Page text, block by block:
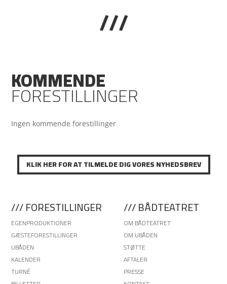
///
KOMMENDE
FORESTILLINGER
Ingen kommende forestillinger
KLIK HER FOR AT TILMELDE DIG VORES NYHEDSBREV
/// FORESTILLINGER
EGENPRODUKTIONER
GÆSTEFORESTILLINGER
UBÅDEN
KALENDER
TURNÉ
/// BÅDTEATRET
OM BÅDTEATRET
OM UBÅDEN
STØTTE
AFTALER
PRESSE